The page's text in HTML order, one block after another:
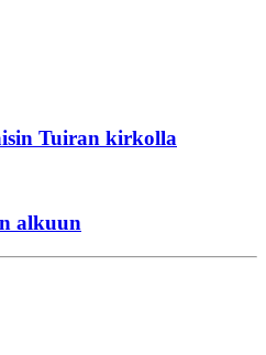
Tuiran kirkolla
alkuun